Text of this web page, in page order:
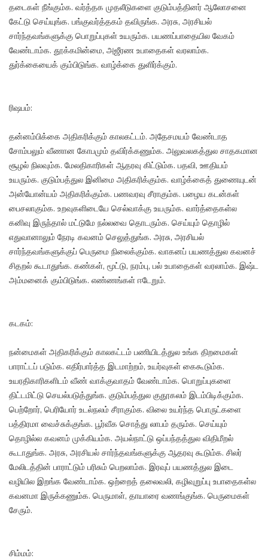
தடைகள் நீங்கும்க. வர்த்தக முதலீடுகளை குடும்பத்தினர் ஆலோசனை
கேட்டு செய்யுங்க. பங்குவர்த்தகம் தவிருங்க. அரசு, அரசியல்
சார்ந்தவங்களுக்கு பொறுப்புகள் உயரும்க. பயணப்பாதையில வேகம்
வேண்டாம்க. தூக்கமின்மை, அஜீரண உபாதைகள் வரலாம்க.
துர்க்கையைக் கும்பிடுங்க. வாழ்க்கை துளிர்க்கும்.
ரிஷபம்:
தன்னம்பிக்கை அதிகரிக்கும் காலகட்டம். அதேசமயம் வேண்டாத
சோம்பலும் வீணான கோபமும் தவிர்க்கணும்க. அலுவலகத்துல சாதகமான
சூழல் நிலவும்க. மேலதிகாரிகள் ஆதரவு கிட்டும்க. பதவி, ஊதியம்
உயரும்க. குடும்பத்துல இனிமை அதிகரிக்கும்க. வாழ்க்கைத் துணையுடன்
அன்யோன்யம் அதிகரிக்கும்க. பணவரவு சீராகும்க. பழைய கடன்கள்
பைசலாகும்க. உறவுகளிடையே செல்வாக்கு உயரும்க. வார்த்தைகள்ல
கனிவு இருந்தால் மட்டுமே நல்லவை தொடரும்க. செய்யும் தொழில்
எதுவானாலும் நேரடி கவனம் செலுத்துங்க. அரசு, அரசியல்
சார்ந்தவங்களுக்குப் பெருமை நிலைக்கும்க. வாகனப் பயணத்துல கவனச்
சிதறல் கூடாதுங்க. கண்கள், மூட்டு, நரம்பு, பல் உபாதைகள் வரலாம்க. இஷ்ட
அம்மனைக் கும்பிடுங்க. எண்ணங்கள் ஈடேறும்.
கடகம்:
நன்மைகள் அதிகரிக்கும் காலகட்டம் பணியிடத்துல உங்க திறமைகள்
பாராட்டப் படும்க. எதிர்பார்த்த இடமாற்றம், உயர்வுகள் கைகூடும்க.
உயரதிகாரிகளிடம் வீண் வாக்குவாதம் வேண்டாம்க. பொறுப்புகளை
திட்டமிட்டு செயல்படுத்துங்க. குடும்பத்துல குதூகலம் இடம்பிடிக்கும்க.
பெற்றோர், பெரியோர் உடல்நலம் சீராகும்க. விலை உயர்ந்த பொருட்களை
பத்திரமா வைச்சுக்குங்க. பூர்வீக சொத்து லாபம் தரும்க. செய்யும்
தொழில்ல கவனம் முக்கியம்க. அயல்நாட்டு ஒப்பந்தத்துல விதிமீறல்
கூடாதுங்க. அரசு, அரசியல் சார்ந்தவங்களுக்கு ஆதரவு கூடும்க. சிலர்
மேலிடத்தின் பாராட்டும் பரிசும் பெறலாம்க. இரவுப் பயணத்துல இடை
வழியில இறங்க வேண்டாம்க. ஒற்றைத் தலைவலி, கழிவுறுப்பு உபாதைகள்ல
கவனமா இருக்கணும்க. பெருமாள், தாயாரை வணங்குங்க. பெருமைகள்
சேரும்.
சிம்மம்: